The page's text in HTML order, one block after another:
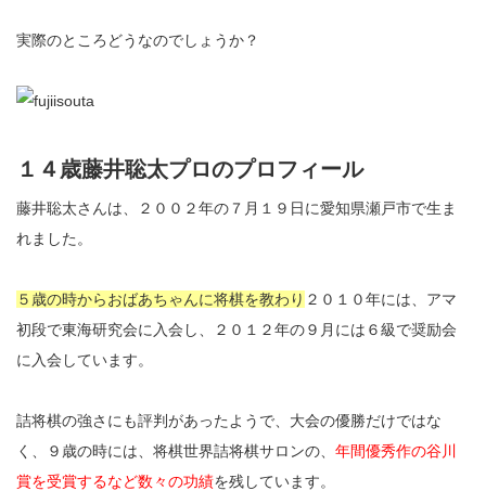
実際のところどうなのでしょうか？
１４歳藤井聡太プロのプロフィール
藤井聡太さんは、２００２年の７月１９日に愛知県瀬戸市で生ま
れました。
５歳の時からおばあちゃんに将棋を教わり ２０１０年には、アマ
初段で東海研究会に入会し、２０１２年の９月には６級で奨励会
に入会しています。
詰将棋の強さにも評判があったようで、大会の優勝だけではな
く、９歳の時には、将棋世界詰将棋サロンの、 年間優秀作の谷川
賞を受賞するなど数々の功績を残しています。